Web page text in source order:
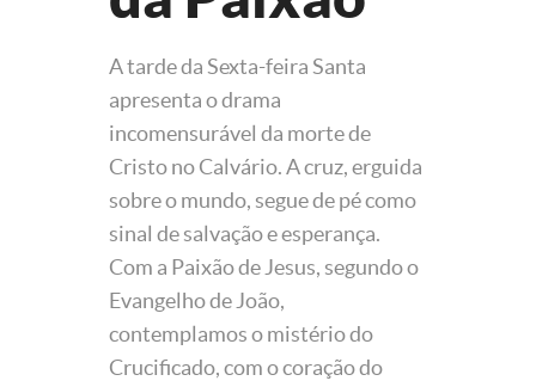
A tarde da Sexta-feira Santa
apresenta o drama
incomensurável da morte de
Cristo no Calvário. A cruz, erguida
sobre o mundo, segue de pé como
sinal de salvação e esperança.
Com a Paixão de Jesus, segundo o
Evangelho de João,
contemplamos o mistério do
Crucificado, com o coração do